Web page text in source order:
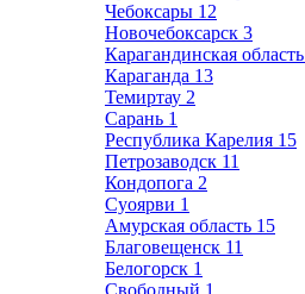
Чебоксары 12
Новочебоксарск 3
Карагандинская область
Караганда 13
Темиртау 2
Сарань 1
Республика Карелия 15
Петрозаводск 11
Кондопога 2
Суоярви 1
Амурская область 15
Благовещенск 11
Белогорск 1
Свободный 1